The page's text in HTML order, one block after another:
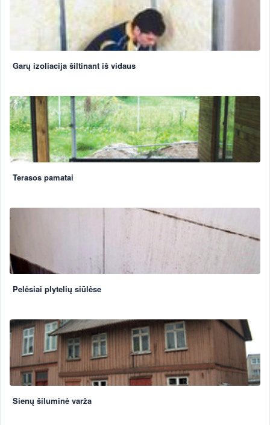
Garų izoliacija šiltinant iš vidaus
Terasos pamatai
Pelėsiai plytelių siūlėse
Sienų šiluminė varža